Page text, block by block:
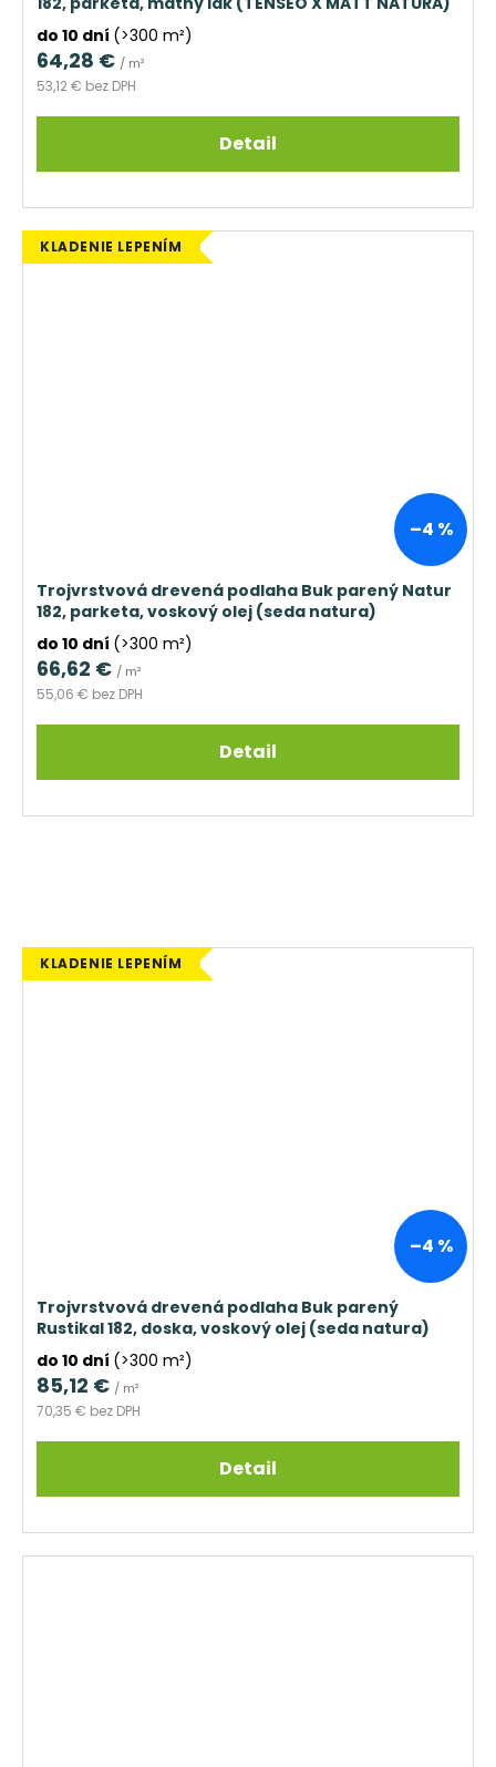
do 10 dní (>300 m²)
53,12 € bez DPH
64,28 € / m²
Detail
KLADENIE LEPENÍM
–4 %
Trojvrstvová drevená podlaha Buk parený Natur
182, parketa, voskový olej (seda natura)
do 10 dní (>300 m²)
55,06 € bez DPH
66,62 € / m²
Detail
KLADENIE LEPENÍM
–4 %
Trojvrstvová drevená podlaha Buk parený
Rustikal 182, doska, voskový olej (seda natura)
do 10 dní (>300 m²)
70,35 € bez DPH
85,12 € / m²
Detail